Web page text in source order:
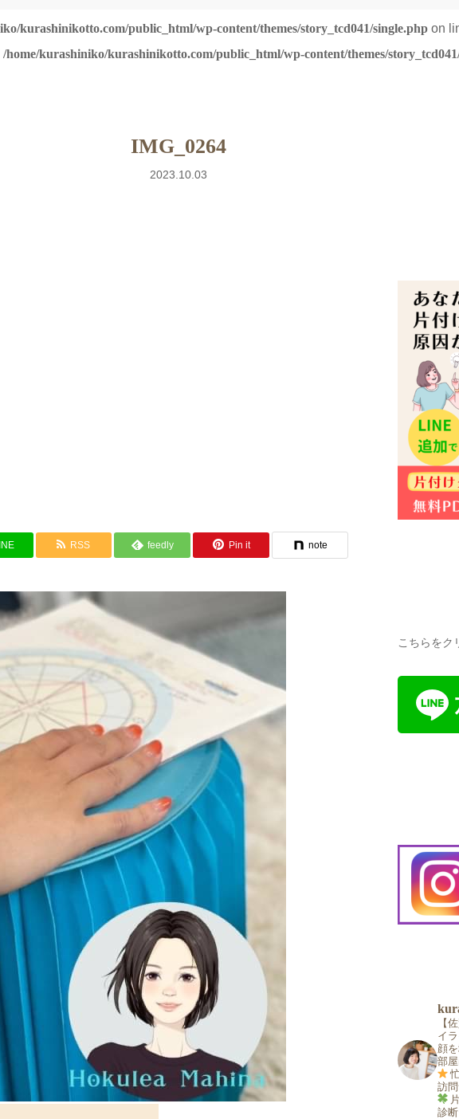
kurashinikotto.com/public_html/wp-content/themes/story_tcd041/single.php on
/home/kurashiniko/kurashinikotto.com/public_html/wp-content/themes/
IMG_0264
2023.10.03
RSS feedly Pin it note
こちらをク
【
イ
顔
部
訪
診